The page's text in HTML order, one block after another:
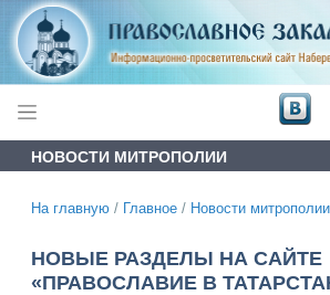
НОВОСТИ МИТРОПОЛИИ
На главную / Главное / Новости митрополии
НОВЫЕ РАЗДЕЛЫ НА САЙТЕ
«ПРАВОСЛАВИЕ В